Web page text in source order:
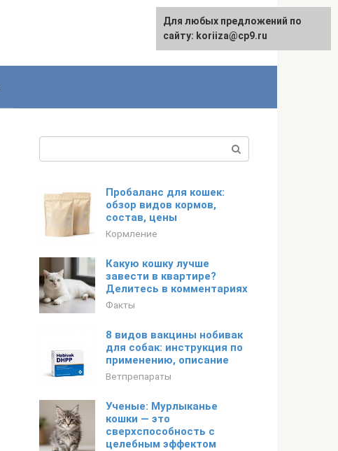
Пробаланс для кошек:
обзор видов кормов,
состав, цены
Кормление
Какую кошку лучше
завести в квартире?
Делитесь в комментариях
Факты
8 видов вакцины нобивак
для собак: инструкция по
применению, описание
Ветпрепараты
Ученые: Мурлыканье
кошки — это
сверхспособность с
целебным эффектом
Для любых предложений по
сайту: koriiza@cp9.ru